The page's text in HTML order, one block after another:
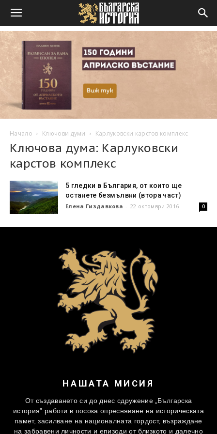
Начало Ключови думи Карлуковски карстов комплекс
Ключова дума: Карлуковски
карстов комплекс
5 гледки в България, от които ще
останете безмълвни (втора част)
Елена Гиздавкова - 22 октомври 2016 0
НАШАТА МИСИЯ
От създаването си до днес сдружение „Българска
история” работи в посока опресняване на историческата
памет, засилване на националната гордост, възраждане
на забравени личности и епизоди от близкото и далечно